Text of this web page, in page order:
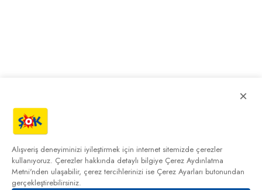
×
Alışveriş deneyiminizi iyileştirmek için internet sitemizde çerezler
kullanıyoruz. Çerezler hakkında detaylı bilgiye Çerez Aydınlatma
Metni'nden ulaşabilir, çerez tercihlerinizi ise Çerez Ayarları butonundan
gerçekleştirebilirsiniz.